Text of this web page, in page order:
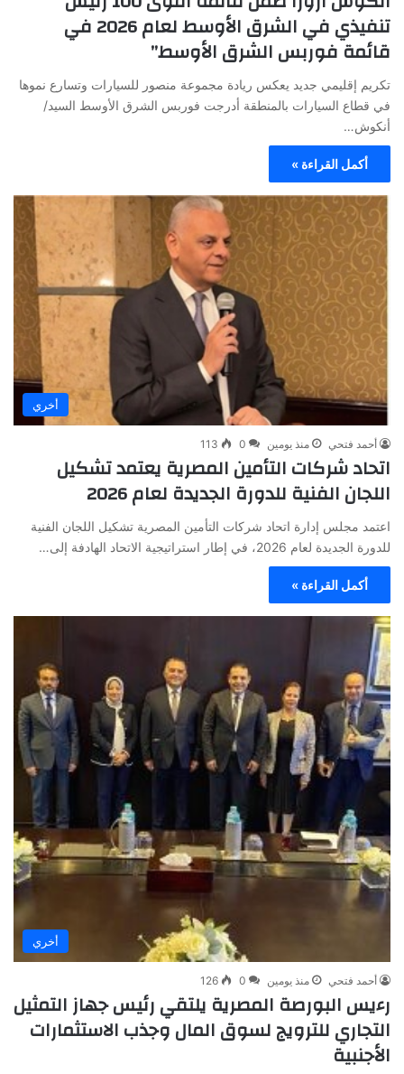
تنفيذي في الشرق الأوسط لعام 2026 في
قائمة فوربس الشرق الأوسط”
تكريم إقليمي جديد يعكس ريادة مجموعة منصور للسيارات وتسارع نموها
في قطاع السيارات بالمنطقة أدرجت فوربس الشرق الأوسط السيد/
أنكوش…
أكمل القراءة »
أخري
أحمد فتحي منذ يومين 0
113
اتحاد شركات التأمين المصرية يعتمد تشكيل
اللجان الفنية للدورة الجديدة لعام 2026
اعتمد مجلس إدارة اتحاد شركات التأمين المصرية تشكيل اللجان الفنية
للدورة الجديدة لعام 2026، في إطار استراتيجية الاتحاد الهادفة إلى…
أكمل القراءة »
أخري
أحمد فتحي منذ يومين 0
126
رءيس البورصة المصرية يلتقي رئيس جهاز التمثيل
التجاري للترويج لسوق المال وجذب الاستثمارات
الأجنبية